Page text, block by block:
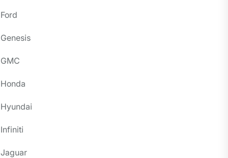
Ford
Genesis
GMC
Honda
Hyundai
Infiniti
Jaguar